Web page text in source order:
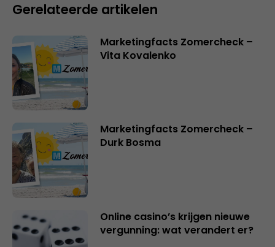
Gerelateerde artikelen
Marketingfacts Zomercheck –
Vita Kovalenko
Marketingfacts Zomercheck –
Durk Bosma
Online casino’s krijgen nieuwe
vergunning: wat verandert er?